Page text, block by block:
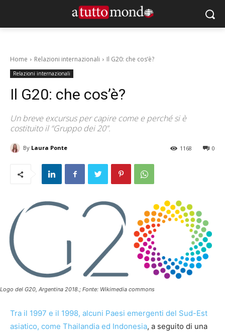
Home Relazioni internazionali Il G20: che cos’è?
Relazioni internazionali
Il G20: che cos’è?
Un breve excursus per capire come e perché si è
costituito il “Gruppo dei 20”.
By Laura Ponte 0
1168
Logo del G20, Argentina 2018.; Fonte: Wikimedia commons
Tra il 1997 e il 1998, alcuni Paesi emergenti del Sud-Est
asiatico, come Thailandia ed Indonesia, a seguito di una